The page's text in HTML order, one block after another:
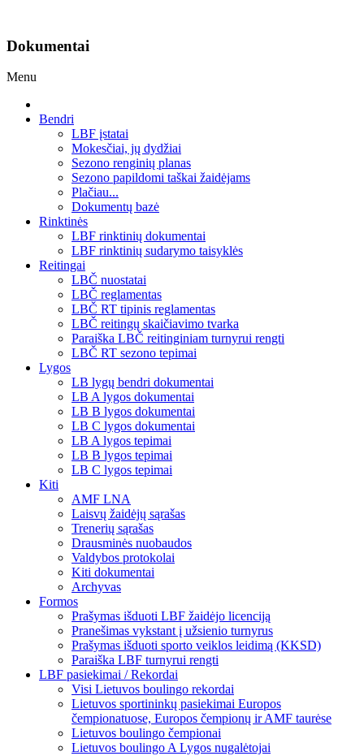
Dokumentai
Menu
Bendri
LBF įstatai
Mokesčiai, jų dydžiai
Sezono renginių planas
Sezono papildomi taškai žaidėjams
Plačiau...
Dokumentų bazė
Rinktinės
LBF rinktinių dokumentai
LBF rinktinių sudarymo taisyklės
Reitingai
LBČ nuostatai
LBČ reglamentas
LBČ RT tipinis reglamentas
LBČ reitingų skaičiavimo tvarka
Paraiška LBČ reitinginiam turnyrui rengti
LBČ RT sezono tepimai
Lygos
LB lygų bendri dokumentai
LB A lygos dokumentai
LB B lygos dokumentai
LB C lygos dokumentai
LB A lygos tepimai
LB B lygos tepimai
LB C lygos tepimai
Kiti
AMF LNA
Laisvų žaidėjų sąrašas
Trenerių sąrašas
Drausminės nuobaudos
Valdybos protokolai
Kiti dokumentai
Archyvas
Formos
Prašymas išduoti LBF žaidėjo licenciją
Pranešimas vykstant į užsienio turnyrus
Prašymas išduoti sporto veiklos leidimą (KKSD)
Paraiška LBF turnyrui rengti
LBF pasiekimai / Rekordai
Visi Lietuvos boulingo rekordai
Lietuvos sportininkų pasiekimai Europos
čempionatuose, Europos čempionų ir AMF taurėse
Lietuvos boulingo čempionai
Lietuvos boulingo A Lygos nugalėtojai